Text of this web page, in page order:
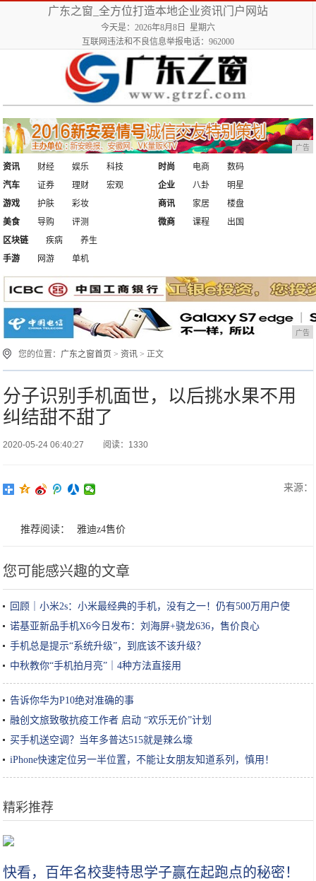
广东之窗_全方位打造本地企业资讯门户网站
今天是：2026年8月8日 星期六
互联网违法和不良信息举报电话：962000
广告
资讯 财经 娱乐
科技
汽车
证券 理财 宏观
时尚 电商
数码
企业
八卦
明星
游戏
护肤
彩妆
美食
导购 评测
商讯 家居
楼盘
微商
课程
出国
区块链
疾病
养生
手游
网游 单机
广告
您的位置： 广东之窗首页 >资讯 > 正文
分子识别手机面世，以后挑水果不用
纠结甜不甜了
2020-05-24 06:40:27 阅读：1330
来源：
推荐阅读： 雅迪z4售价
您可能感兴趣的文章
回顾｜小米2s：小米最经典的手机，没有之一！仍有500万用户使
用？
诺基亚新品手机X6今日发布：刘海屏+骁龙636，售价良心
手机总是提示“系统升级”，到底该不该升级？
中秋教你“手机拍月亮”｜4种方法直接用
告诉你华为P10绝对准确的事
融创文旅致敬抗疫工作者 启动 “欢乐无价”计划
买手机送空调？当年多普达515就是辣么壕
iPhone快速定位另一半位置，不能让女朋友知道系列，慎用！
精彩推荐
快看，百年名校斐特思学子赢在起跑点的秘密！